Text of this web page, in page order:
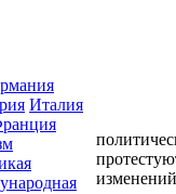
Италия